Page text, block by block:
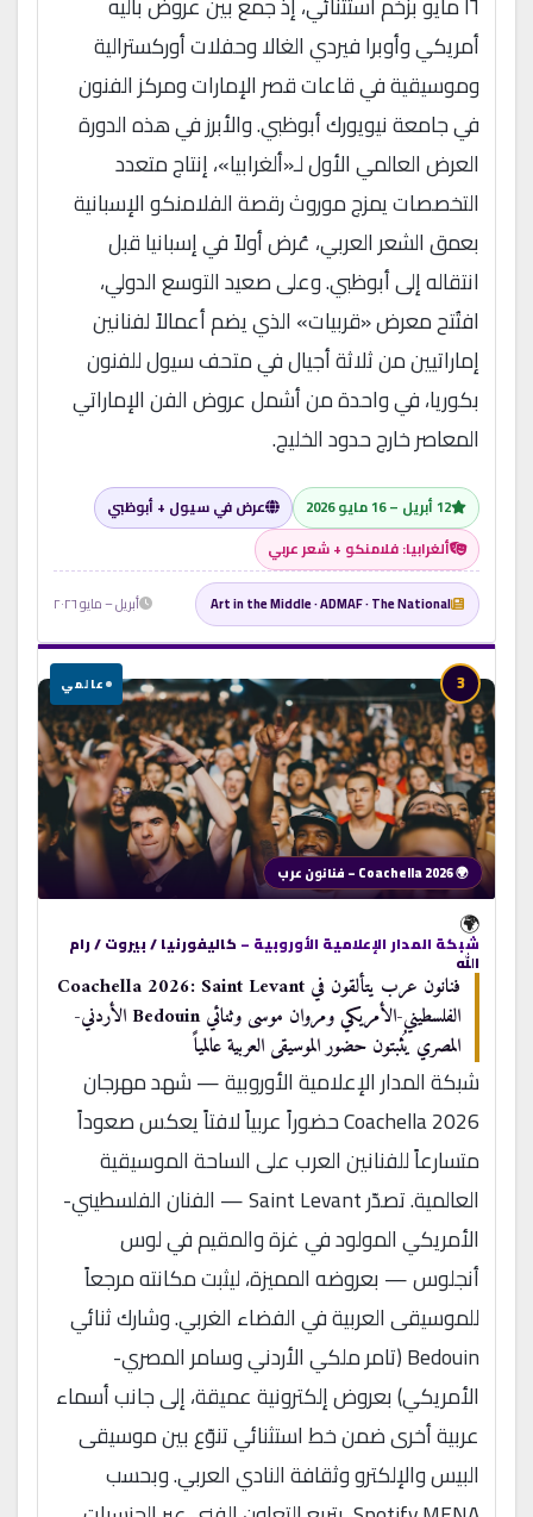
أمريكي وأوبرا فيردي الغالا وحفلات أوركسترالية
وموسيقية في قاعات قصر الإمارات ومركز الفنون
في جامعة نيويورك أبوظبي. والأبرز في هذه الدورة
العرض العالمي الأول لـ«ألغرابيا»، إنتاج متعدد
التخصصات يمزج موروث رقصة الفلامنكو الإسبانية
بعمق الشعر العربي، عُرض أولاً في إسبانيا قبل
انتقاله إلى أبوظبي. وعلى صعيد التوسع الدولي،
افتُتح معرض «قربيات» الذي يضم أعمالاً لفنانين
إماراتيين من ثلاثة أجيال في متحف سيول للفنون
بكوريا، في واحدة من أشمل عروض الفن الإماراتي
المعاصر خارج حدود الخليج.
12 أبريل – 16 مايو 2026
عرض في سيول + أبوظبي
ألغرابيا: فلامنكو + شعر عربي
Art in the Middle · ADMAF · The National أبريل – مايو ٢٠٢٦
3 عالمي
🌍 Coachella 2026 – فنانون عرب
🌍
شبكة المدار الإعلامية الأوروبية – كاليفورنيا / بيروت / رام
الله
فنانون عرب يتألقون في Coachella 2026: Saint Levant
الفلسطيني-الأمريكي ومروان موسى وثنائي Bedouin الأردني-
المصري يُثبتون حضور الموسيقى العربية عالمياً
شبكة المدار الإعلامية الأوروبية — شهد مهرجان
Coachella 2026 حضوراً عربياً لافتاً يعكس صعوداً
متسارعاً للفنانين العرب على الساحة الموسيقية
العالمية. تصدّر Saint Levant — الفنان الفلسطيني-
الأمريكي المولود في غزة والمقيم في لوس
أنجلوس — بعروضه المميزة، ليثبت مكانته مرجعاً
للموسيقى العربية في الفضاء الغربي. وشارك ثنائي
Bedouin (تامر ملكي الأردني وسامر المصري-
الأمريكي) بعروض إلكترونية عميقة، إلى جانب أسماء
عربية أخرى ضمن خط استثنائي تنوّع بين موسيقى
البيس والإلكترو وثقافة النادي العربي. وبحسب